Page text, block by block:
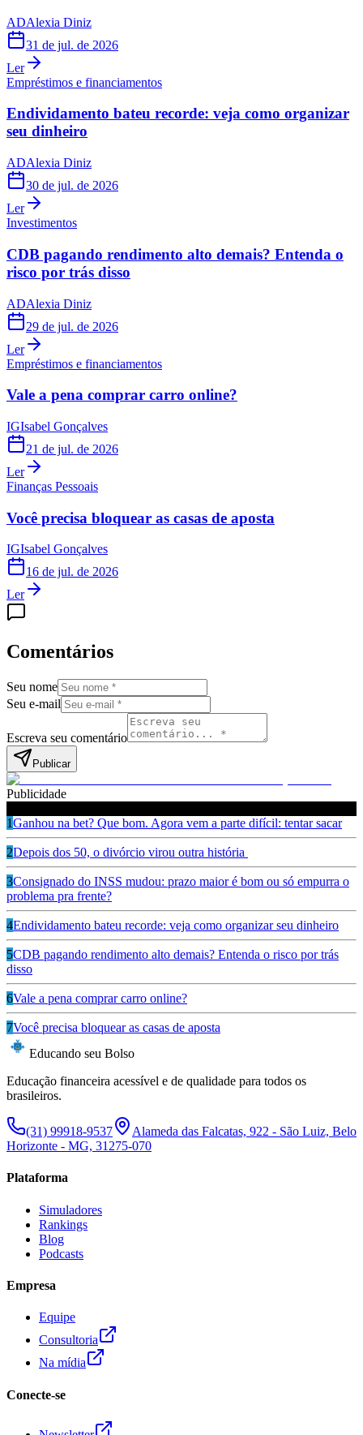
ADAlexia Diniz
31 de jul. de 2026
Ler
Empréstimos e financiamentos
Endividamento bateu recorde: veja como organizar
seu dinheiro
ADAlexia Diniz
30 de jul. de 2026
Ler
Investimentos
CDB pagando rendimento alto demais? Entenda o
risco por trás disso
ADAlexia Diniz
29 de jul. de 2026
Ler
Empréstimos e financiamentos
Vale a pena comprar carro online?
IGIsabel Gonçalves
21 de jul. de 2026
Ler
Finanças Pessoais
Você precisa bloquear as casas de aposta
IGIsabel Gonçalves
16 de jul. de 2026
Ler
Comentários
Seu nome
Seu e-mail
Escreva seu comentário
Publicar
Publicidade
1Ganhou na bet? Que bom. Agora vem a parte difícil: tentar sacar
2Depois dos 50, o divórcio virou outra história
3Consignado do INSS mudou: prazo maior é bom ou só empurra o
problema pra frente?
4Endividamento bateu recorde: veja como organizar seu dinheiro
5CDB pagando rendimento alto demais? Entenda o risco por trás
disso
6Vale a pena comprar carro online?
7Você precisa bloquear as casas de aposta
Educando seu Bolso
Educação financeira acessível e de qualidade para todos os
brasileiros.
(31) 99918-9537
Alameda das Falcatas, 922 - São Luiz, Belo
Horizonte - MG, 31275-070
Plataforma
Simuladores
Rankings
Blog
Podcasts
Empresa
Equipe
Consultoria
Na mídia
Conecte-se